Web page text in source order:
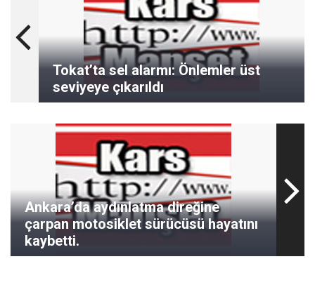
Tokat’ta sel alarmı: Önlemler üst
seviyeye çıkarıldı
Ankara’da aydınlatma direğine
çarpan motosiklet sürücüsü hayatını
kaybetti.